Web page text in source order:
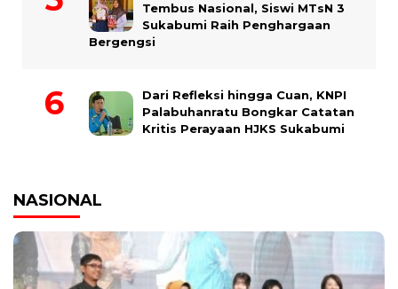
Tembus Nasional, Siswi MTsN 3
Sukabumi Raih Penghargaan
Bergengsi
Dari Refleksi hingga Cuan, KNPI
Palabuhanratu Bongkar Catatan
Kritis Perayaan HJKS Sukabumi
NASIONAL